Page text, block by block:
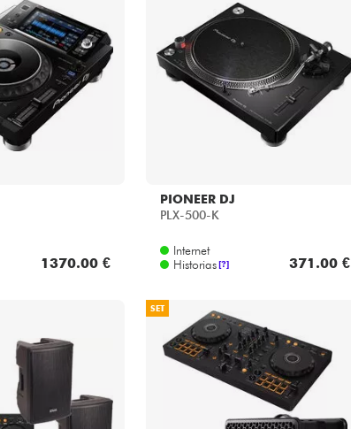
1370.00 €
PIONEER DJ
PLX-500-K
Internet
Historias [?] 371.00 €
SET